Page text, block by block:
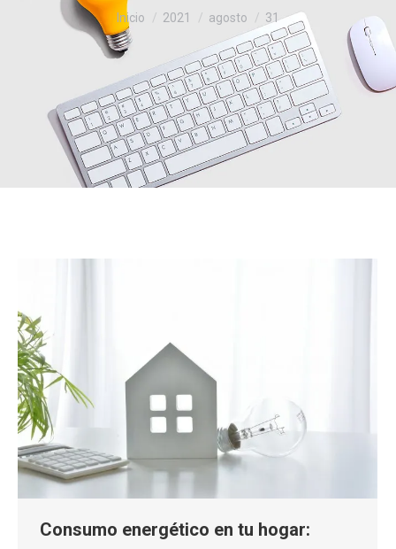
Estás aquí:
Inicio 2021 agosto 31
Consumo energético en tu hogar: